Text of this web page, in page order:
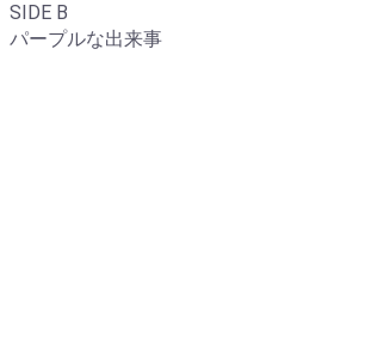
SIDE B
パープルな出来事